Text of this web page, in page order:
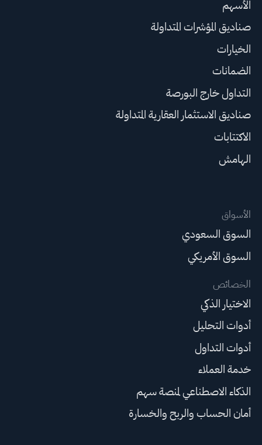
الأسهم
صناديق المؤشرات المتداولة
الخيارات
الضمانات
التداول خارج البورصة
صناديق الاستثمار العقارية المتداولة
الاكتتابات
الهامش
الأسواق
السوق السعودي
السوق الأمريكي
الخصائص
الاختيار الذكي
أدوات التحليل
أدوات التداول
خدمة العملاء
الذكاء الاصطناعي لمنصة سهم
أمان الحساب والربح والخسارة